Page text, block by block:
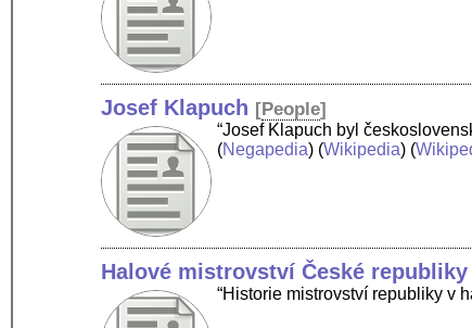
Josef Klapuch [People]
“Josef Klapuch byl
(Negapedia) (Wikipedia) (
Halové mistrovství České
“Historie mistrovství republiky v